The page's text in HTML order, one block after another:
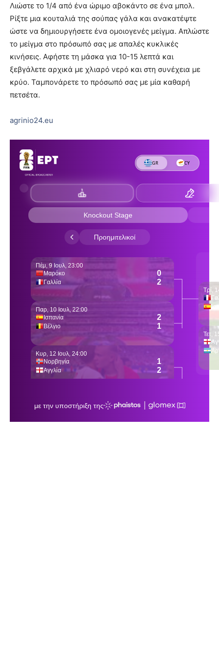
Λιώστε το 1/4 από ένα ώριμο αβοκάντο σε ένα μπολ.
Ρίξτε μια κουταλιά της σούπας γάλα και ανακατέψτε
ώστε να δημιουργήσετε ένα ομοιογενές μείγμα. Απλώστε
το μείγμα στο πρόσωπό σας με απαλές κυκλικές
κινήσεις. Αφήστε τη μάσκα για 10-15 λεπτά και
ξεβγάλετε αρχικά με χλιαρό νερό και στη συνέχεια με
κρύο. Ταμπονάρετε το πρόσωπό σας με μία καθαρή
πετσέτα.
agrinio24.eu